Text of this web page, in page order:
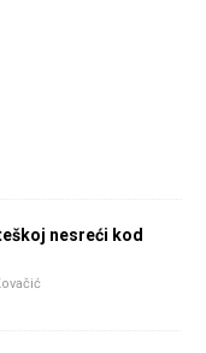
nesreći kod